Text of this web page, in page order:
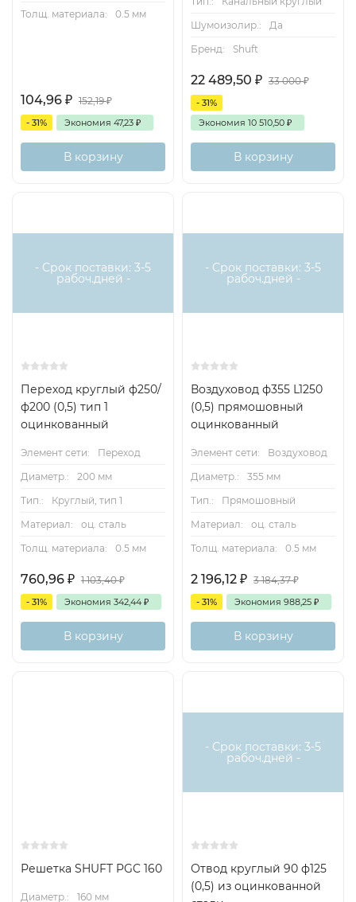
Толщ. материала: 0.5 мм
104,96 ₽ 152,19₽
- 31% Экономия 47,23 ₽
В корзину
Шумоизолир.:
Да
Бренд:
Shuft
22 489,50 ₽ 33 000₽
- 31%
Экономия 10 510,50 ₽
В корзину
- Срок поставки: 3-5
рабоч.дней -
Переход круглый ф250/
ф200 (0,5) тип 1
оцинкованный
Элемент сети:
Переход
Диаметр.:
200 мм
Тип.:
Круглый, тип 1
Материал:
оц. сталь
Толщ. материала:
0.5 мм
760,96 ₽ 1 103,40₽
- 31% Экономия 342,44 ₽
В корзину
- Срок поставки: 3-5
рабоч.дней -
Воздуховод ф355 L1250
(0,5) прямошовный
оцинкованный
Элемент сети:
Воздуховод
Диаметр.:
355 мм
Тип.:
Прямошовный
Материал:
оц. сталь
Толщ. материала:
0.5 мм
2 196,12 ₽ 3 184,37₽
- 31% Экономия 988,25 ₽
В корзину
Решетка SHUFT PGC 160
Диаметр.:
160 мм
- Срок поставки: 3-5
рабоч.дней -
Отвод круглый 90 ф125
(0,5) из оцинкованной